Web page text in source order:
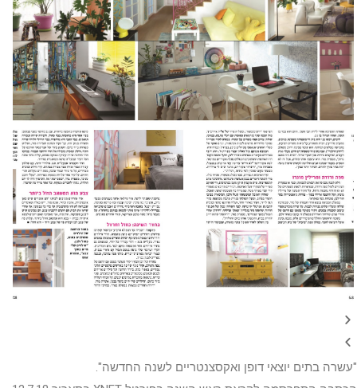
"עשרה בתים יוצאי דופן ואקסצנטריים לשנה החדשה".